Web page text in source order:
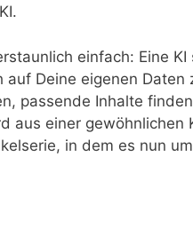
einfach: Eine
Deine eigenen
passende Inhalte
aus einer
in dem es nun